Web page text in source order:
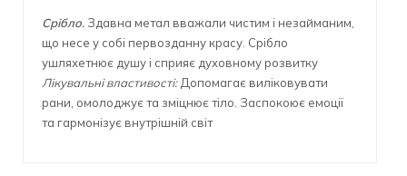
Срібло. Здавна метал вважали чистим і незайманим,
що несе у собі первозданну красу. Срібло
ушляхетнює душу і сприяє духовному розвитку
Лікувальні властивості:Допомагає виліковувати
рани, омолоджує та зміцнює тіло. Заспокоює емоції
та гармонізує внутрішній світ